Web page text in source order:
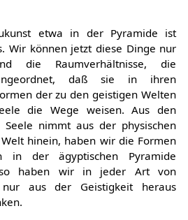
etwa in der Pyramide ist
Wir können jetzt diese Dinge nur
die Raumverhältnisse, die
daß sie in ihren
der zu den geistigen Welten
die Wege weisen. Aus den
nimmt aus der physischen
hinein, haben wir die Formen
in der ägyptischen Pyramide
so haben wir in jeder Art von
aus der Geistigkeit heraus